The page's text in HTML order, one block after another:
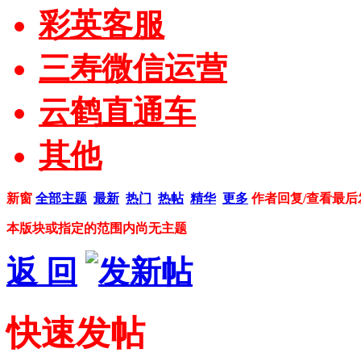
彩英客服
三寿微信运营
云鹤直通车
其他
新窗 全部主题 最新 热门 热帖 精华 更多 作者回复/查看最后
本版块或指定的范围内尚无主题
返 回
快速发帖